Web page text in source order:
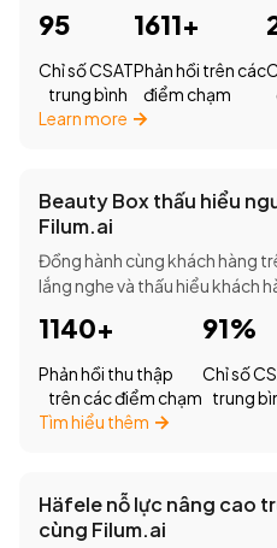
95
Chỉ số CSAT
trung bình
1611+
Phản hồi trên các
điểm chạm
Learn more
Beauty Box thấu hiểu
Filum.ai
Đồng hành cùng khách hàng
lắng nghe và thấu hiểu khách
1140+
Phản hồi thu thập
trên các điểm chạm
91%
Chỉ số
trung
Tìm hiểu thêm
Häfele nỗ lực nâng cao
cùng Filum.ai